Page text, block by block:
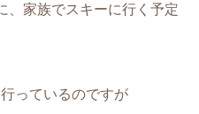
、家族でスキーに行く予定
っているのですが